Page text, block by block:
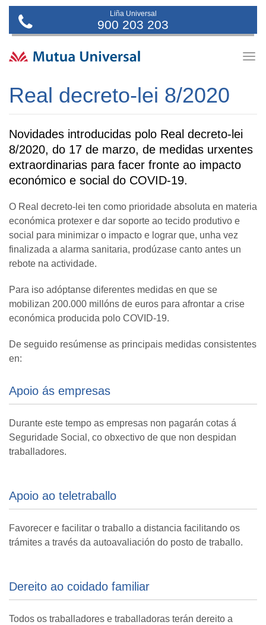
Liña Universal
900 203 203
Real decreto-lei 8/2020
Novidades introducidas polo Real decreto-lei
8/2020, do 17 de marzo, de medidas urxentes
extraordinarias para facer fronte ao impacto
económico e social do COVID-19.
O Real decreto-lei ten como prioridade absoluta en materia
económica protexer e dar soporte ao tecido produtivo e
social para minimizar o impacto e lograr que, unha vez
finalizada a alarma sanitaria, prodúzase canto antes un
rebote na actividade.
Para iso adóptanse diferentes medidas en que se
mobilizan 200.000 millóns de euros para afrontar a crise
económica producida polo COVID-19.
De seguido resúmense as principais medidas consistentes
en:
Apoio ás empresas
Durante este tempo as empresas non pagarán cotas á
Seguridade Social, co obxectivo de que non despidan
traballadores.
Apoio ao teletraballo
Favorecer e facilitar o traballo a distancia facilitando os
trámites a través da autoavaliación do posto de traballo.
Dereito ao coidado familiar
Todos os traballadores e traballadoras terán dereito a